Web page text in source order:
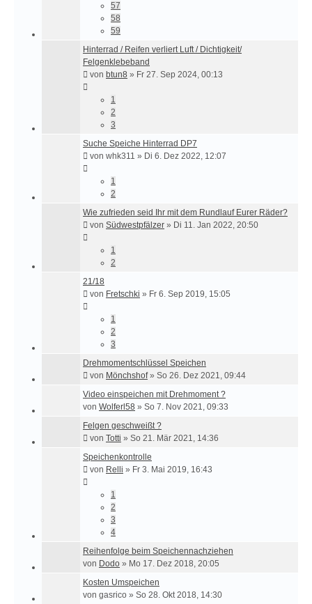
57
58
59
Hinterrad / Reifen verliert Luft / Dichtigkeit/
Felgenklebeband
von btun8 » Fr 27. Sep 2024, 00:13
1
2
3
Suche Speiche Hinterrad DP7
von whk311 » Di 6. Dez 2022, 12:07
1
2
Wie zufrieden seid Ihr mit dem Rundlauf Eurer Räder?
von Südwestpfälzer » Di 11. Jan 2022, 20:50
1
2
21/18
von Fretschki » Fr 6. Sep 2019, 15:05
1
2
3
Drehmomentschlüssel Speichen
von Mönchshof» So 26. Dez 2021, 09:44
Video einspeichen mit Drehmoment ?
von Wolferl58 » So 7. Nov 2021, 09:33
Felgen geschweißt ?
von Totti » So 21. Mär 2021, 14:36
Speichenkontrolle
von Relli » Fr 3. Mai 2019, 16:43
1
2
3
4
Reihenfolge beim Speichennachziehen
von Dodo » Mo 17. Dez 2018, 20:05
Kosten Umspeichen
von gasrico » So 28. Okt 2018, 14:30